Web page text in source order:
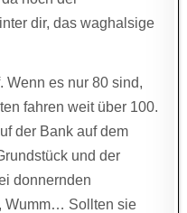
dir, das waghalsige
Wenn es nur 80 sind,
fahren weit über 100.
der Bank auf dem
und der
donnernden
Wumm… Sollten sie